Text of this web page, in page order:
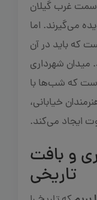
سمت غرب گیلان
می‌گیرند. اما
که باید در آن
میدان شهرداری
که شب‌ها با
خیابانی،
ایجاد می‌کند.
و بافت
تاریخی